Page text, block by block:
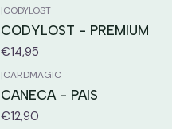
|CODYLOST
CODYLOST - PREMIUM
€14,95
|CARDMAGIC
CANECA - PAIS
€12,90